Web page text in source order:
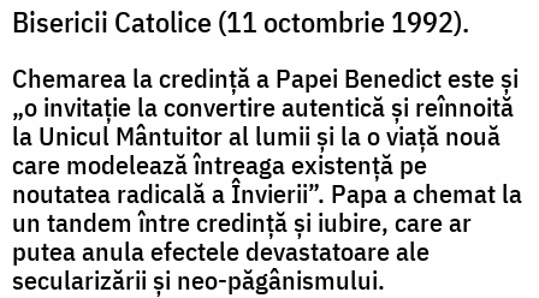
Bisericii Catolice (11 octombrie 1992).
Chemarea la credinţă a Papei Benedict este şi
„o invitaţie la convertire autentică şi reînnoită
la Unicul Mântuitor al lumii şi la o viaţă nouă
care modelează întreaga existenţă pe
noutatea radicală a Învierii”. Papa a chemat la
un tandem între credinţă şi iubire, care ar
putea anula efectele devastatoare ale
secularizării şi neo-păgânismului.